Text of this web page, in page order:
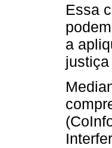
Essa
a